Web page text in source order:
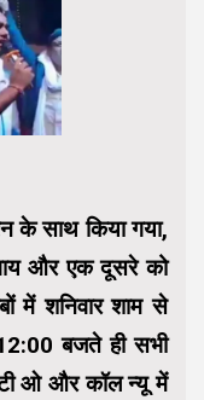
के साथ किया गया,
और एक दूसरे को
में शनिवार शाम से
बजते ही सभी
ओ और कॉल न्यू में